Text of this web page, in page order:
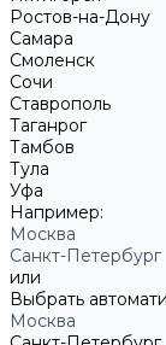
Ростов-на-Дону
Самара
Смоленск
Сочи
Ставрополь
Таганрог
Тамбов
Тула
Уфа
Например:
Москва
Санкт-Петербург
или
Выбрать
Москва